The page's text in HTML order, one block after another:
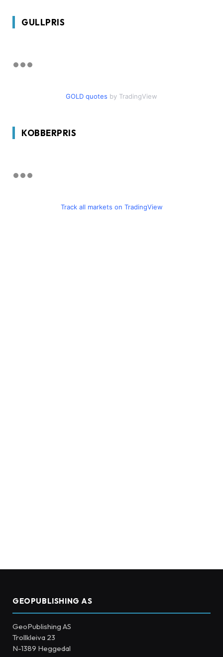
GULLPRIS
GOLD quotes by TradingView
KOBBERPRIS
Track all markets on TradingView
GEOPUBLISHING AS
GeoPublishing AS
Trollkleiva 23
N-1389 Heggedal